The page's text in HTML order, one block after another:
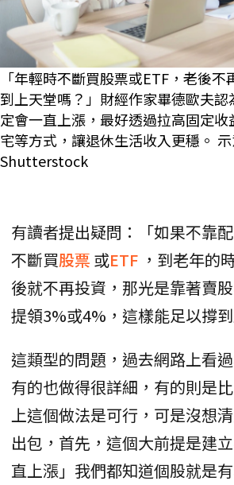
「年輕時不斷買股票或ETF，老後
到上天堂嗎？」財經作家畢德歐夫
定會一直上漲，最好透過拉高固定收
宅等方式，讓退休生活收入更穩。
Shutterstock
有讀者提出疑問：「如果不靠
不斷買股票 或ETF ，到老年的
後就不再投資，那光是靠著賣
提領3%或4%，這樣能足以撐到
這類型的問題，過去網路上看
有的也做得很詳細，有的則是
上這個做法是可行，可是沒想
出包，首先，這個大前提是建
直上漲」我們都知道個股就是